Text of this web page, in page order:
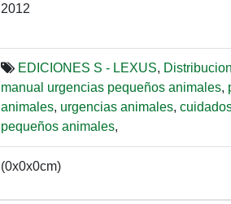
2012
EDICIONES S - LEXUS, Distribucion
manual urgencias pequeños animales,
animales, urgencias animales,
pequeños animales,
(0x0x0cm)